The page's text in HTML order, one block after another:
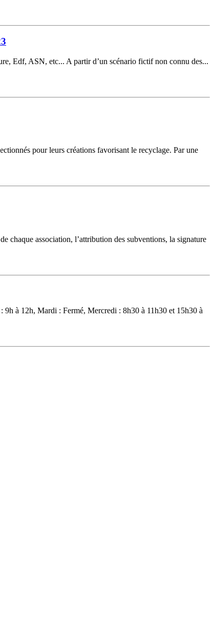
Edf, ASN, etc... A partir d’un scénario fictif non connu des...
pour leurs créations favorisant le recyclage. Par une
chaque association, l’attribution des subventions, la signature
9h à 12h, Mardi : Fermé, Mercredi : 8h30 à 11h30 et 15h30 à